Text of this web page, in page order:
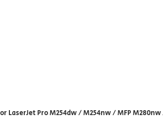
LaserJet Pro M254dw / M254nw / MFP